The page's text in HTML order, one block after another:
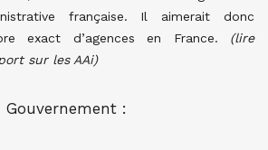
française. Il aimerait donc
exact d’agences en France. (lire
sur les AAi)
Gouvernement :